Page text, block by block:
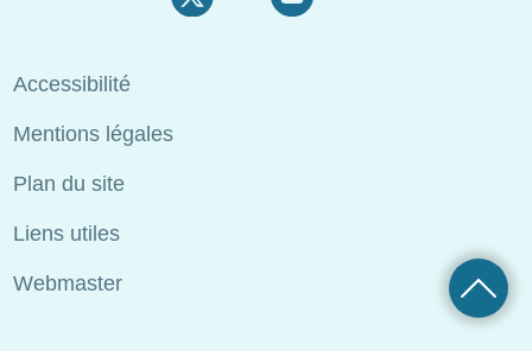
Menu
de
page
Accessibilité
Mentions légales
Plan du site
Liens utiles
Webmaster